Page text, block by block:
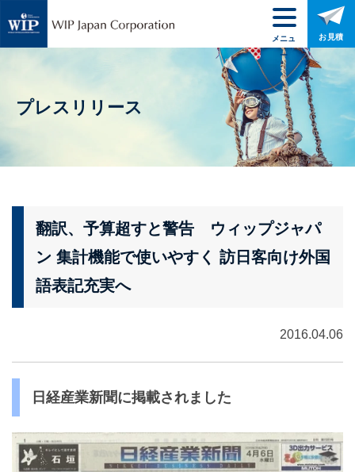
プレスリリース
翻訳、予算超すと警告 ウィップジャパ
ン 集計機能で使いやすく 訪日客向け外国
語表記充実へ
2016.04.06
日経産業新聞に掲載されました
メニュ
ー
お見積